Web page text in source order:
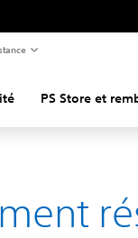
PS Store et